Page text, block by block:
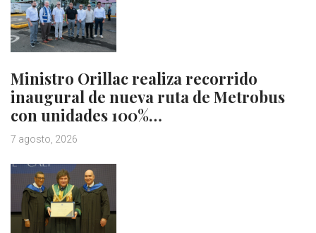
Ministro Orillac realiza recorrido
inaugural de nueva ruta de Metrobus
con unidades 100%…
7 agosto, 2026